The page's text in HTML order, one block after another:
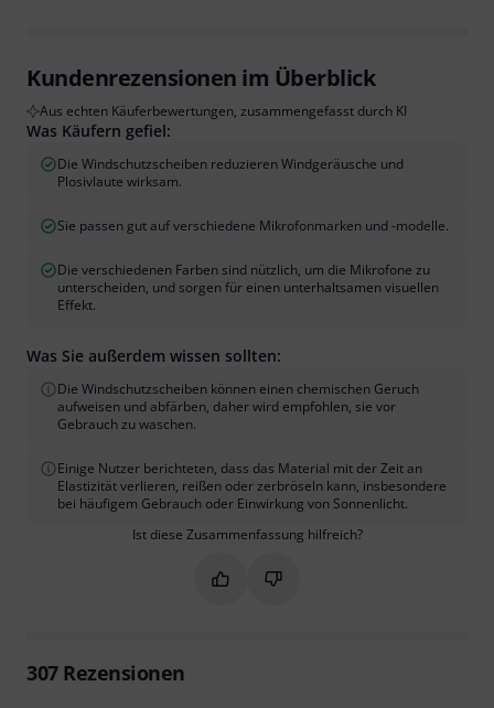
Kundenrezensionen im Überblick
Aus echten Käuferbewertungen, zusammengefasst durch KI
Was Käufern gefiel:
Die Windschutzscheiben reduzieren Windgeräusche und
Plosivlaute wirksam.
Sie passen gut auf verschiedene Mikrofonmarken und -modelle.
Die verschiedenen Farben sind nützlich, um die Mikrofone zu
unterscheiden, und sorgen für einen unterhaltsamen visuellen
Effekt.
Was Sie außerdem wissen sollten:
Die Windschutzscheiben können einen chemischen Geruch
aufweisen und abfärben, daher wird empfohlen, sie vor
Gebrauch zu waschen.
Einige Nutzer berichteten, dass das Material mit der Zeit an
Elastizität verlieren, reißen oder zerbröseln kann, insbesondere
bei häufigem Gebrauch oder Einwirkung von Sonnenlicht.
Ist diese Zusammenfassung hilfreich?
Markieren Sie diese
Markieren Sie diese
307Rezensionen